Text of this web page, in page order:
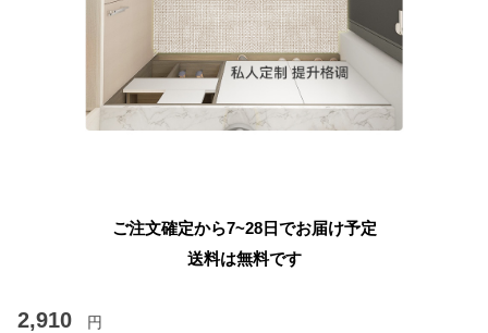
ご注文確定から7~28日でお届け予定
送料は無料です
2,910 円